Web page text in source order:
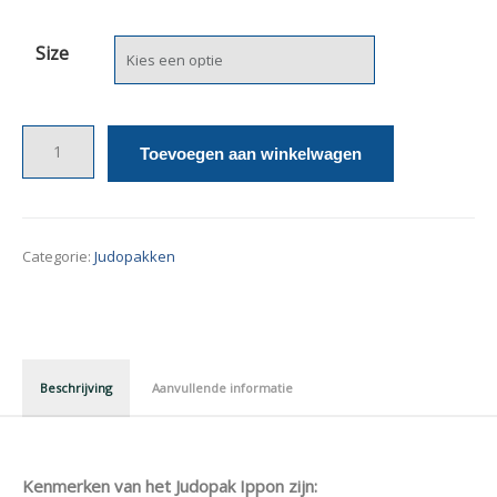
Size
Toevoegen aan winkelwagen
Categorie: Judopakken
Beschrijving Aanvullende informatie
Kenmerken van het Judopak Ippon zijn: